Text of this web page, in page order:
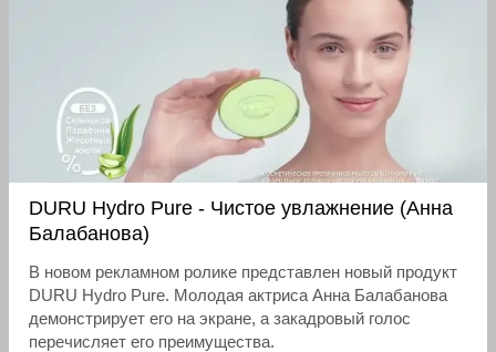
DURU Hydro Pure - Чистое увлажнение (Анна
Балабанова)
В новом рекламном ролике представлен новый продукт
DURU Hydro Pure. Молодая актриса Анна Балабанова
демонстрирует его на экране, а закадровый голос
перечисляет его преимущества.